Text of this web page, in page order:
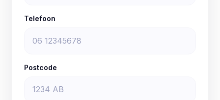
Telefoon
Postcode